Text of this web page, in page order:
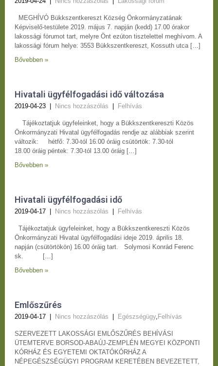
MEGHÍVÓ Bükkszentkereszt Község Önkormányzatának
Képviselő-testülete 2019. május 7. napján (kedd) 17.00 órakor
lakossági fórumot tart, melyre Önt ezúton tisztelettel meghívom. A
lakossági fórum helye: 3553 Bükkszentkereszt, Kossuth utca […]
Bővebben »
Hivatali ügyfélfogadási idő változása
2019-04-23 | Nincs hozzászólás | Felhívás
Tájékoztatjuk ügyfeleinket, hogy a Bükkszentkereszti Közös
Önkormányzati Hivatal ügyfélfogadás rendje az alábbiak szerint
változik: hétfő: 7.30-tól 16.00 óráig csütörtök: 7.30-tól
18.00 óráig péntek: 7.30-tól 13.00 óráig […]
Bővebben »
Hivatali ügyfélfogadási idő
2019-04-17 | Nincs hozzászólás | Felhívás
Tájékoztatjuk ügyfeleinket, hogy a Bükkszentkereszti Közös
Önkormányzati Hivatal ügyfélfogadási ideje 2019. április 18.
napján (csütörtökön) 16.00 óráig tart. Solymosi Konrád Ferenc
sk. […]
Bővebben »
Emlőszűrés
2019-04-17 | Nincs hozzászólás | Egészségügy, Felhívás
SZERVEZETT LAKOSSÁGI EMLŐSZŰRÉS BEHÍVÁSI
ÜTEMTERVE BORSOD-ABAÚJ-ZEMPLÉN MEGYEI KÖZPONTI
KÓRHÁZ ÉS EGYETEMI OKTATÓKÓRHÁZ A
NÉPEGÉSZSÉGÜGYI PROGRAM KERETÉBEN BEVEZETETT,